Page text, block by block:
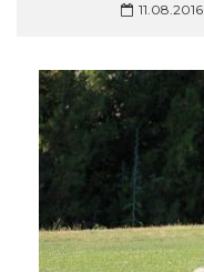
11.08.2016